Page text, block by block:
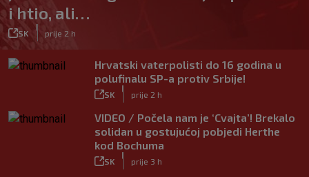
i htio, ali…
SK prije 2 h
Hrvatski vaterpolisti do 16 godina u
polufinalu SP-a protiv Srbije!
SK prije 2 h
VIDEO / Počela nam je ‘Cvajta’! Brekalo
solidan u gostujućoj pobjedi Herthe
kod Bochuma
SK prije 3 h